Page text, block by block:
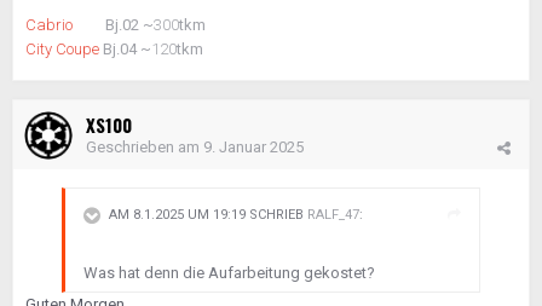
Cabrio Bj.02 ~300tkm
City Coupe Bj.04 ~120tkm
XS100
Geschrieben am 9. Januar 2025
AM 8.1.2025 UM 19:19 SCHRIEB RALF_47:
Was hat denn die Aufarbeitung gekostet?